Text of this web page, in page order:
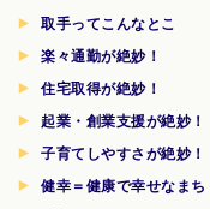
取手ってこんなとこ
楽々通勤が絶妙！
住宅取得が絶妙！
起業・創業支援が絶妙！
子育てしやすさが絶妙！
健幸＝健康で幸せなまち